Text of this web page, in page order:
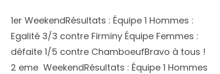
1er WeekendRésultats : Équipe 1 Hommes :
Egalité 3/3 contre Firminy Équipe Femmes :
défaite 1/5 contre ChamboeufBravo à tous !
2 eme WeekendRésultats : Équipe 1 Hommes